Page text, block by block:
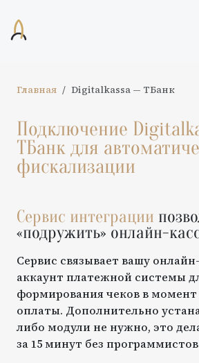
Главная Digitalkassa — ТБанк
Подключение
ТБанк для
фискализации
Сервис интеграции
«подружить» онлайн-
Сервис связывает вашу
аккаунт платежной системы
формирования чеков в
оплаты. Дополнительно
либо модули не нужно, это
за 15 минут без программистов